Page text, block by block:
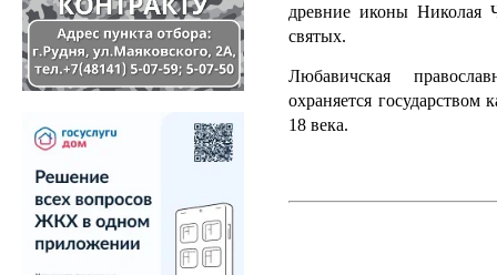
древние иконы Николая
святых.
Любавичская
охраняется
18 века.